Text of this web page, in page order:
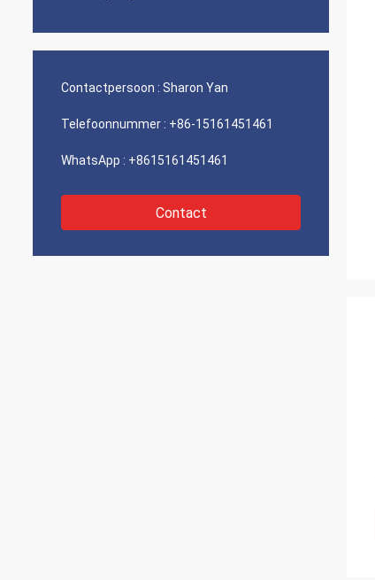
Contactpersoon : Sharon Yan
Telefoonnummer : +86-15161451461
WhatsApp : +8615161451461
Contact